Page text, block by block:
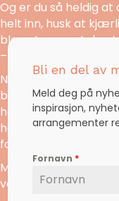
Og er du så heldig
helt inn, husk at
blomster, og at den
– hver eneste dag.
Næringen får
bildet når jeg var
hadde nok med sin
helt opp.
for kjærligheten.
Men kjærligheten
vondt. Det er alt det
Bli en del av
Meld deg på
inspirasjon,
arrangementer
Fornavn *